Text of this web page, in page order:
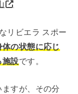
リビエラ スポー
の状態に応じ
施設です。
すが、その分